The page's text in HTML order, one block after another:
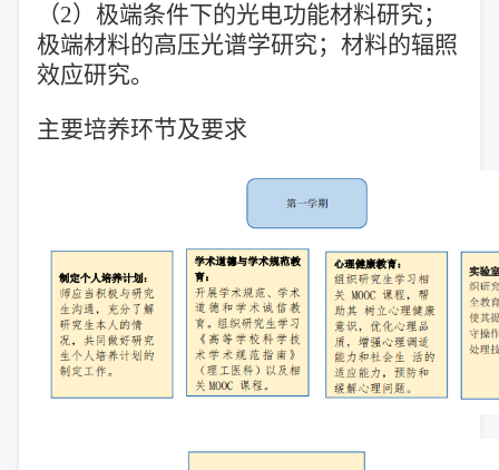
（2）极端条件下的光电功能材料研究；
极端材料的高压光谱学研究；材料的辐照
效应研究。
主要培养环节及要求